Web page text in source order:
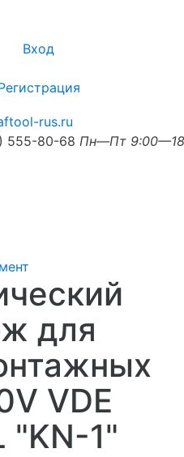
Вход
555-80-68 Пн—Пт
для
VDE
"KN-1"